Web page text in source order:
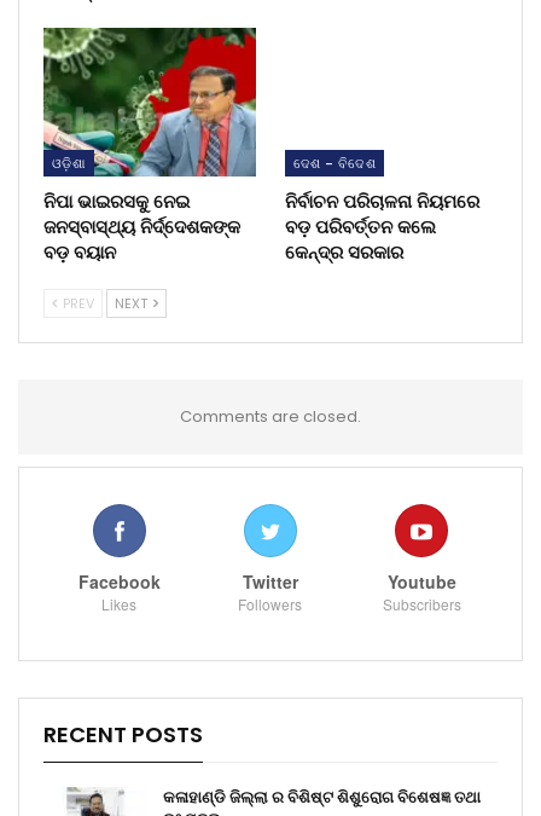
ଓଡ଼ିଶା
ନିପା ଭାଇରସକୁ ନେଇ
ଜନସ୍ବାସ୍ଥ୍ୟ ନିର୍ଦ୍ଦେଶକଙ୍କ
ବଡ଼ ବୟାନ
ଦେଶ - ବିଦେଶ
ନିର୍ବାଚନ ପରିଚାଳନା ନିୟମରେ
ବଡ଼ ପରିବର୍ତ୍ତନ କଲେ
କେନ୍ଦ୍ର ସରକାର
PREV NEXT
Comments are closed.
Facebook
Likes
Twitter
Followers
Youtube
Subscribers
RECENT POSTS
କଳାହାଣ୍ଡି ଜିଲ୍ଲା ର ବିଶିଷ୍ଟ ଶିଶୁରୋଗ ବିଶେଷଜ୍ଞ ତଥା